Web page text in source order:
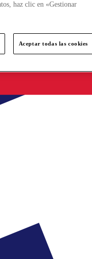
haz clic en «Gestionar
Aceptar todas las cookies